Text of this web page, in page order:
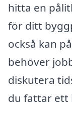
hitta en
för ditt
också kan
behöver
diskutera
du fattar ett